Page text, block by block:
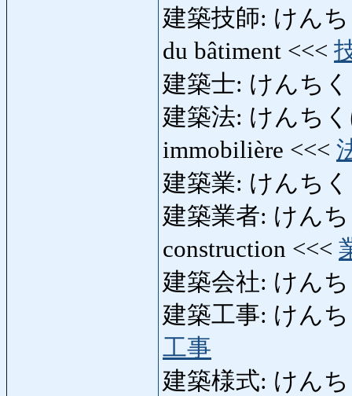
建築技師: けんち
du bâtiment <<<
建築士: けんちく
建築法: けんちく
immobilière <<<
建築業: けんち
建築業者: けん
construction <<<
建築会社: けん
建築工事: けんち
工事
建築様式: けん